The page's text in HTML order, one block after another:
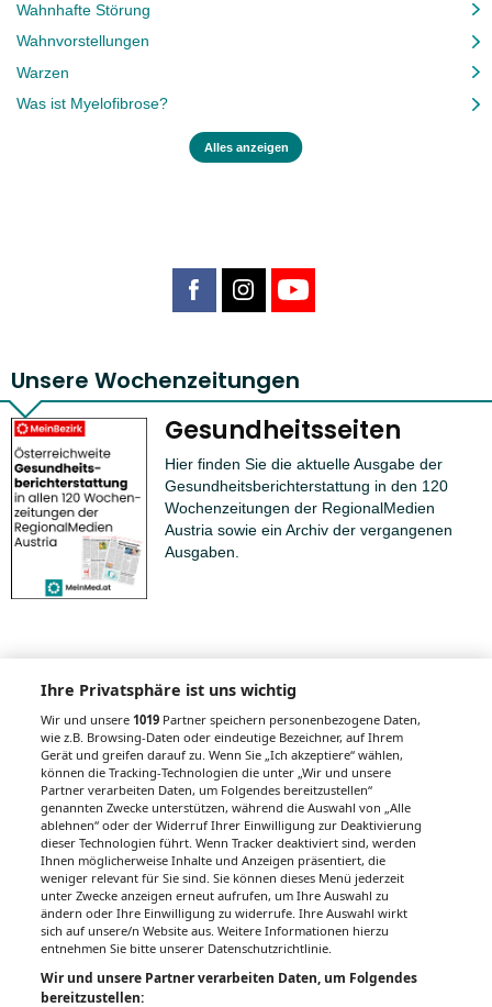
Wahnhafte Störung
Wahnvorstellungen
Warzen
Was ist Myelofibrose?
Alles anzeigen
Unsere Wochenzeitungen
Gesundheitsseiten
Hier finden Sie die aktuelle Ausgabe der
Gesundheitsberichterstattung in den 120
Wochenzeitungen der RegionalMedien
Austria sowie ein Archiv der vergangenen
Ausgaben.
Auch interessant
Hämorrhoiden-Salbe: Was bei der Lokaltherapie zu
beachten ist
Hilft Kratzen gegen Juckreiz?
Multiple Sklerose: Endstation Frühpension?
10 Dinge, die Sie über AIDS wissen sollten
Ihre Privatsphäre ist uns wichtig
Wir und unsere1019 Partner speichern personenbezogene Daten,
wie z.B. Browsing-Daten oder eindeutige Bezeichner, auf Ihrem
Gerät und greifen darauf zu. Wenn Sie „Ich akzeptiere“ wählen,
können die Tracking-Technologien die unter „Wir und unsere
Partner verarbeiten Daten, um Folgendes bereitzustellen“
genannten Zwecke unterstützen, während die Auswahl von „Alle
ablehnen“ oder der Widerruf Ihrer Einwilligung zur Deaktivierung
dieser Technologien führt. Wenn Tracker deaktiviert sind, werden
Ihnen möglicherweise Inhalte und Anzeigen präsentiert, die
weniger relevant für Sie sind. Sie können dieses Menü jederzeit
unter Zwecke anzeigen erneut aufrufen, um Ihre Auswahl zu
ändern oder Ihre Einwilligung zu widerrufe. Ihre Auswahl wirkt
sich auf unsere/n Website aus. Weitere Informationen hierzu
entnehmen Sie bitte unserer Datenschutzrichtlinie.
Wir und unsere Partner verarbeiten Daten, um Folgendes
bereitzustellen: